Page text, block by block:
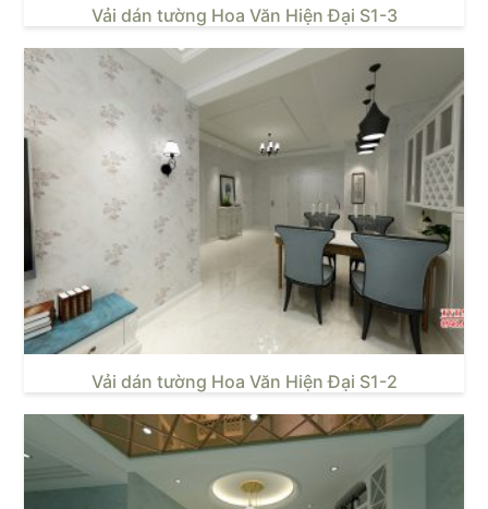
Vải dán tường Hoa Văn Hiện Đại S1-3
Vải dán tường Hoa Văn Hiện Đại S1-2